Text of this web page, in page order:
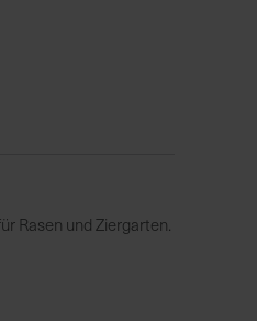
Rasen und Ziergarten.